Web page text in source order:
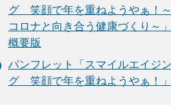
グ 笑顔で年を重ねようやぁ！～
コロナと向き合う健康づくり～」
概要版
パンフレット「スマイルエイジン
グ 笑顔で年を重ねようやぁ！」